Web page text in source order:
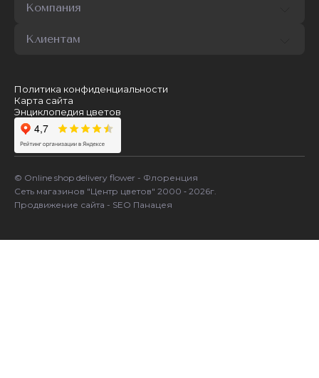
Компания
Клиентам
© Online shop delivery flower - Флоренция
Сеть магазинов "Центр цветов" 2000 ‐ 2026г.
Продвижение сайта - SEO Панацея
Политика конфиденциальности
Карта сайта
Энциклопедия цветов